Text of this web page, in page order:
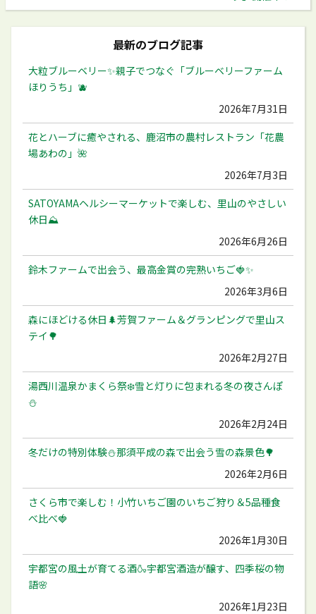
最新のブログ記事
大粒ブルーベリー✨️親子でつなぐ「ブルーベリーファーム
ほりうち」🫐
2026年7月31日
花とハーブに癒やされる、鹿沼市の農村レストラン「花農
場あわの」🌺
2026年7月3日
SATOYAMAヘルシーマーケットで楽しむ、里山のやさしい
休日⛰️
2026年6月26日
鈴木ファームで出会う、最高金賞の完熟いちご🍓✨
2026年3月6日
森にほどける休日🌲芳賀ファーム＆グランピングで里山ス
テイ🌳
2026年2月27日
湯西川温泉かまくら祭❄️雪と灯りに包まれる冬の夜さんぽ
⛄️
2026年2月24日
冬だけの特別体験⛄️那須平成の森で出会う雪の森景色🌳
2026年2月6日
さくら市で楽しむ！小竹いちご園のいちご狩り＆5品種食
べ比べ🍓
2026年1月30日
宇都宮の風土が育てる酒🍶宇都宮酒造が醸す、四季桜の物
語🌸
2026年1月23日